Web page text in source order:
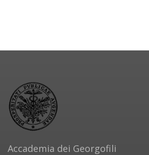
Accademia dei Georgofili